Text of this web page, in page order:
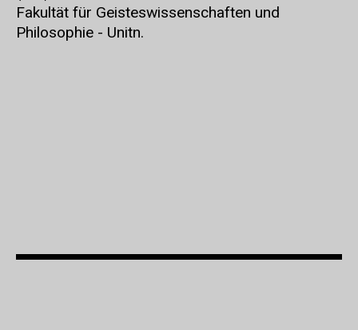
Fakultät für Geisteswissenschaften und
Philosophie - Unitn.